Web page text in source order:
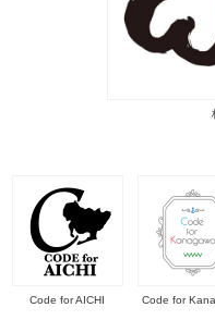
Code for AICHI Code for